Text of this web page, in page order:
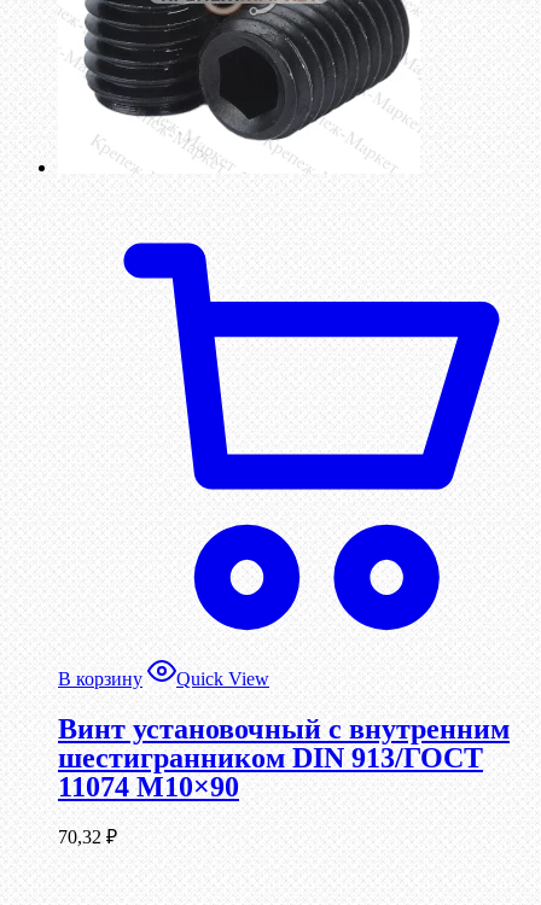
В корзину Quick View
Винт установочный с внутренним
шестигранником DIN 913/ГОСТ
11074 М10×90
70,32 ₽